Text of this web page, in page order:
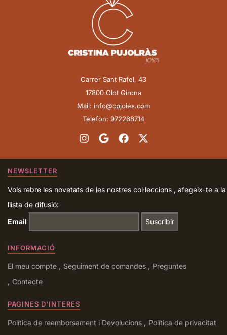
Carrer Sant Rafel, 43
17800 Olot Girona
Mail: info@cpjoies.com
Telefon: 972268714
NEWSLETTER
Vols rebre les novetats de les nostres col·leccions , afegeix-te a la
llista de difusió:
Email
INFORMACIÓ
El meu compte Seguiment de comandes
Preguntes
Contacte
PAGINES D'INTERES
Política de reemborsament i Devolucions
Política de privacitat